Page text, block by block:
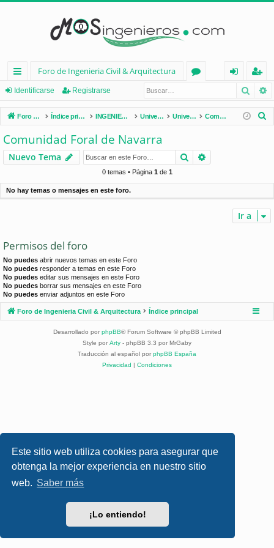
Este sitio web utiliza cookies para asegurar que
obtenga la mejor experiencia en nuestro sitio
web. Saber más
¡Lo entiendo!
nl
ac
es
rá
pi
d
Foro de Ingenieria Civil & Arquitectura
os
nt
ifi
e
eg
ist
ra
Identificarse Registrarse
Foro de Ingenieria Civil & Arquitectura Índice principal INGENIERÍA CIVIL (España) Universidades de España Universidades por Comunidades Comunidad Foral de Navarra
r
Comunidad Foral de Navarra
Nuevo Tema Buscar
0 temas • Página 1de 1
No hay temas o mensajes en este foro.
Ir a
Permisos del foro
No puedes abrir nuevos temas en este Foro
No puedes responder a temas en este Foro
No puedes editar sus mensajes en este Foro
No puedes borrar sus mensajes en este Foro
No puedes enviar adjuntos en este Foro
Foro de Ingenieria Civil & Arquitectura Índice principal
Desarrollado por phpBB® Forum Software © phpBB Limited
Style por Arty - phpBB 3.3 por MrGaby
Traducción al español por phpBB España
Privacidad | Condiciones